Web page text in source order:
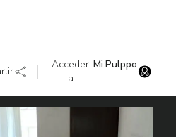
Acceder
a
Mi.Pulppo